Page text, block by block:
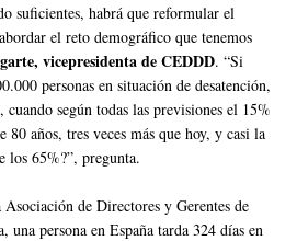
suficientes, habrá que reformular el
el reto demográfico que tenemos
vicepresidenta de CEDDD. “Si
personas en situación de desatención,
cuando según todas las previsiones el 15%
80 años, tres veces más que hoy, y casi la
los 65%?”, pregunta.
de Directores y Gerentes de
una persona en España tarda 324 días en